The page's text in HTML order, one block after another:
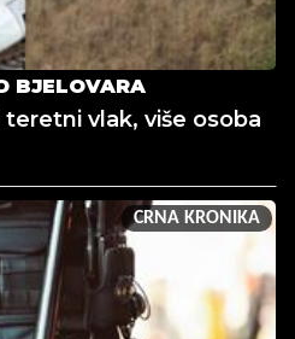
BJELOVARA
vlak, više osoba
CRNA KRONIKA